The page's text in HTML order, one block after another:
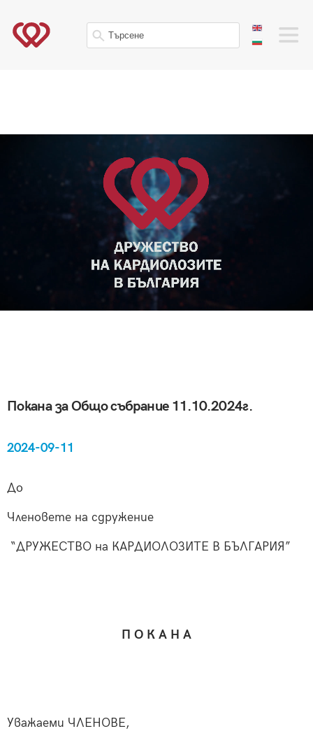
Покана за Общо събрание 11.10.2024г.
2024-09-11
До
Членовете на сдружение
“ДРУЖЕСТВО на КАРДИОЛОЗИТЕ В БЪЛГАРИЯ”
П О К А Н А
Уважаеми ЧЛЕНОВЕ,